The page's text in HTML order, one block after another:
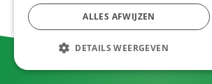
ALLES AFWIJZEN
DETAILS WEERGEVEN